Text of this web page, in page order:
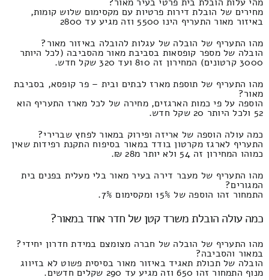
מחירים של הובלת דירות פרטיות עם מקסימום שלוש קומות,
באיזור מאור התעריף הינו 5500 וזה מגיע עד 2800
מהו התעריף של הובלה של עגלות להובלה באיזור מאור?
הובלה של מספר קופסאות בסביבת מאור מהסביבה (לכל היותר
3000 קרטונים) המחירון זה 810 ועד 320 שקל חדש.
מהו התעריף של תוספת מארז לבתים ובית – פר קופסא, בסביבת
מאור?
הוספה על פי כמות הארגזים, מחירה של לכל מארז התעריף הוא
52 ולכל היותר 20 שקל חדש.
כמה עולה הוספה של אריזה ופירוק במאור לפחץ שברירי?
התעריף לארגז מקרטון בודד במאור בסיפוח התקנת רפידות שאין
כמוהו המחירון זה 54 ולא יותר מ28 ₪.
מהו התעריף של מעבר דירה בעיר מאור בלי מעלית בפנים בית
המגורים?
התמחור זהו הוספה של 15% ומקסימום 7%.
כמה עולה הובלת משרד קטן של חדר אחד במאור?
מהו התעריף של הובלה של חברה מצומצם במידת חדרון יחידי?
במאור והסביבה?
הובלה של תכולת תאגיד באיזור מאור בסיסית פשוט לא בזיווג
מנוף התמחור זהו 650 וזה מגיע עד 290 שקלים חדשים.